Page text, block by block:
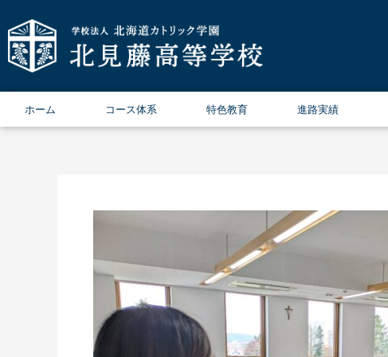
容
を
ス
プ
ホーム コース体系 特色教育 進路実績